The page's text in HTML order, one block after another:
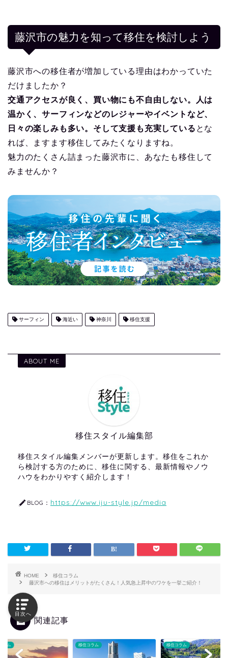
藤沢市の魅力を知って移住を検討しよう
藤沢市への移住者が増加している理由はわかっていた
だけましたか？
交通アクセスが良く、買い物にも不自由しない。人は
温かく、サーフィンなどのレジャーやイベントなど、
日々の楽しみも多い。そして支援も充実している とな
れば、ますます移住してみたくなりますね。
魅力のたくさん詰まった藤沢市に、あなたも移住して
みませんか？
サーフィン 海近い 神奈川 移住支援
ABOUT ME
移住スタイル編集部
移住スタイル編集メンバーが更新します。移住をこれか
ら検討する方のために、移住に関する、最新情報やノウ
ハウをわかりやすく紹介します！
BLOG： https://www.iju-style.jp/media
HOME
移住コラム
藤沢市への移住はメリットがたくさん！人気急上昇中のワケを一挙ご紹介！
関連記事
ラム 移住コラム 移住コラム
目次へ